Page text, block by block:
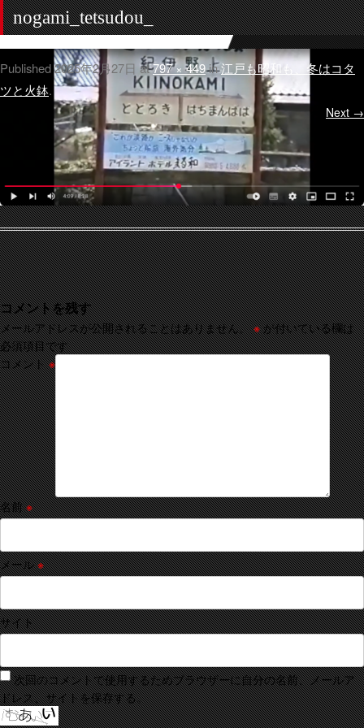
nogami_tetsudou_
Published2025年2月27日 at797 × 449in江戸も昭和も、冬はコタ
ツと火鉢.
Next →
コメントを残す
メールアドレスが公開されることはありません。 ※が付いている欄は
必須項目です
コメント※
名前※
メール※
サイト
次回のコメントで使用するためブラウザーに自分の名前、メールア
ドレス、サイトを保存する。